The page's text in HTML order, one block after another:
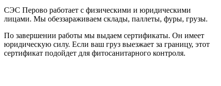
СЭС Перово работает с физическими и юридическими
лицами. Мы обеззараживаем склады, паллеты, фуры, грузы.
По завершении работы мы выдаем сертификаты. Он имеет
юридическую силу. Если ваш груз выезжает за границу, этот
сертификат подойдет для фитосанитарного контроля.